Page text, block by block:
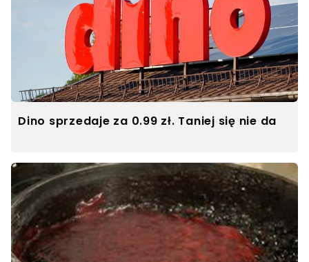
Dino sprzedaje za 0.99 zł. Taniej się nie da